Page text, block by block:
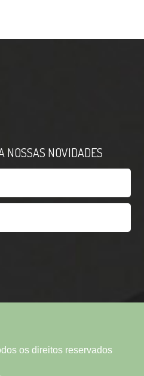
NOSSAS NOVIDADES
os direitos reservados